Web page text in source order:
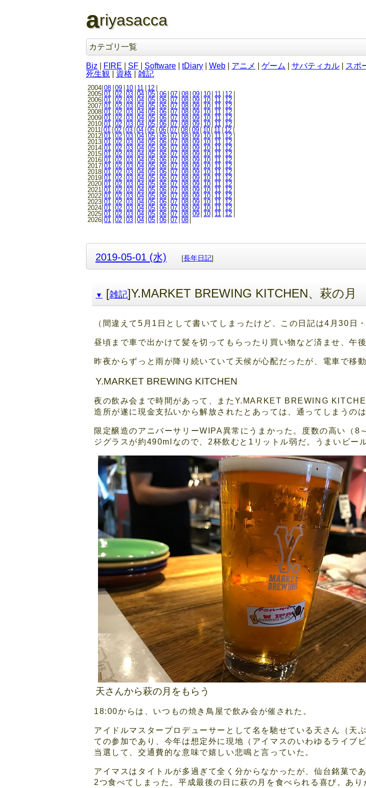
ariyasacca
カテゴリ一覧
Biz FIRE SF Software tDiary Web アニメ ゲーム サバティカル スポ
死生観
資格 雑記
2004| 08 09 10 11 12
2005|01 |02 |03 |04 | 05 | 06 07 08 09 10 11 12
2006|01 |02 |03 |04 |05 | 06 | 07 | 08 | 09 | 10 | 11 | 12 |
2007|01 |02 |03 |04 |05 | 06 | 07 | 08 | 09 | 10 | 11 | 12 |
2008|01 |02 |03 |04 |05 | 06 | 07 | 08 | 09 | 10 | 11 | 12 |
2009|01 |02 |03 |04 |05 | 06 | 07 | 08 | 09 | 10 | 11 | 12 |
2010|01 |02 |03 |04 |05 | 06 | 07 | 08 | 09 | 10 | 11 | 12 |
2011|01 |02 |03 |04 |05 |06 |07 |08 |09 | 10 | 11 | 12 |
2012| 01 | 02 | 03 | 04 | 05 | 06| 07| 08| 09| 10| 11 | 12 |
2013|01 |02 |03 |04 |05 | 06 | 07 | 08 | 09 | 10 | 11 | 12 |
2014|01 |02 |03 |04 |05 | 06 | 07 | 08 | 09 | 10 | 11 | 12 |
2015|01 |02 |03 |04 |05 | 06 | 07 | 08 | 09 | 10 | 11 | 12 |
2016|01 |02 |03 |04 |05 | 06 | 07 | 08 | 09 | 10 | 11 | 12 |
2017|01 |02 |03 |04 |05 | 06 | 07 | 08 | 09 | 10 | 11 | 12 |
2018|01 |02 |03 |04 |05 | 06 | 07 | 08 | 09 | 10 | 11 | 12 |
2019|01 |02 |03 |04 |05 | 06 | 07 | 08 | 09 | 10 | 11 | 12 |
2020|01 |02 |03 |04 |05 | 06 | 07 | 08 | 09 | 10 | 11 | 12 |
2021|01 |02 |03 |04 |05 | 06 | 07 | 08 | 09 | 10 | 11 | 12 |
2022|01 |02 |03 |04 |05 | 06 | 07 | 08 | 09 | 10 | 11 | 12 |
2023|01 |02 |03 |04 |05 | 06 | 07 | 08 | 09 | 10 | 11 | 12 |
2024|01 |02 |03 |04 |05 | 06 | 07 | 08 | 09 | 10 | 11 | 12 |
2025|01 |02 |03 |04 |05 | 06 | 07 | 08 | 09 | 10 | 11 | 12 |
2026|01 |02 |03 |04 |05 | 06 | 07 | 08 |
2019-05-01 (水) [長年日記]
▼ [雑記]Y.MARKET BREWING KITCHEN、萩の月
（間違えて5月1日として書いてしまったけど、この日記は4月30日
昼頃まで車で出かけて髪を切ってもらったり買い物など済ませ、午
昨夜からずっと雨が降り続いていて天候が心配だったが、電車で移
Y.MARKET BREWING KITCHEN
夜の飲み会まで時間があって、またY.MARKET BREWING
造所が遂に現金支払いから解放されたとあっては、通ってしまうのは
限定醸造のアニバーサリーWIPA異常にうまかった。度数の高い（
ジグラスが約490mlなので、2杯飲むと1リットル弱だ。うまいビー
天さんから萩の月をもらう
18:00からは、いつもの焼き鳥屋で飲み会が催された。
アイドルマスタープロデューサーとして名を馳せている天さん（天
ての参加であり、今年は想定外に現地（アイマスのいわゆるライブ
当選して、交通費的な意味で嬉しい悲鳴と言っていた。
アイマスはタイトルが多過ぎて全く分からなかったが、仙台銘菓で
2つ食べてしまった。平成最後の日に萩の月を食べられる喜び。あり